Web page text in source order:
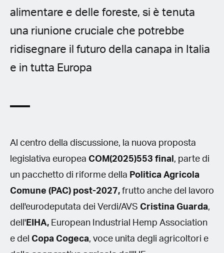
alimentare e delle foreste, si è tenuta
una riunione cruciale che potrebbe
ridisegnare il futuro della canapa in Italia
e in tutta Europa
Al centro della discussione, la nuova proposta
legislativa europea COM(2025)553 final , parte di
un pacchetto di riforme della Politica Agricola
Comune (PAC) post-2027, frutto anche del lavoro
dell'eurodeputata dei Verdi/AVS Cristina Guarda,
dell' EIHA, European Industrial Hemp Association
e del Copa Cogeca, voce unita degli agricoltori e